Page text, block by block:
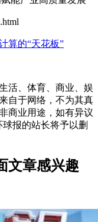
算的“天花板”
活、体育、商业、娱
自于网络，不为其真
商业用途，如有异议
球报的站长将予以删
文章感兴趣